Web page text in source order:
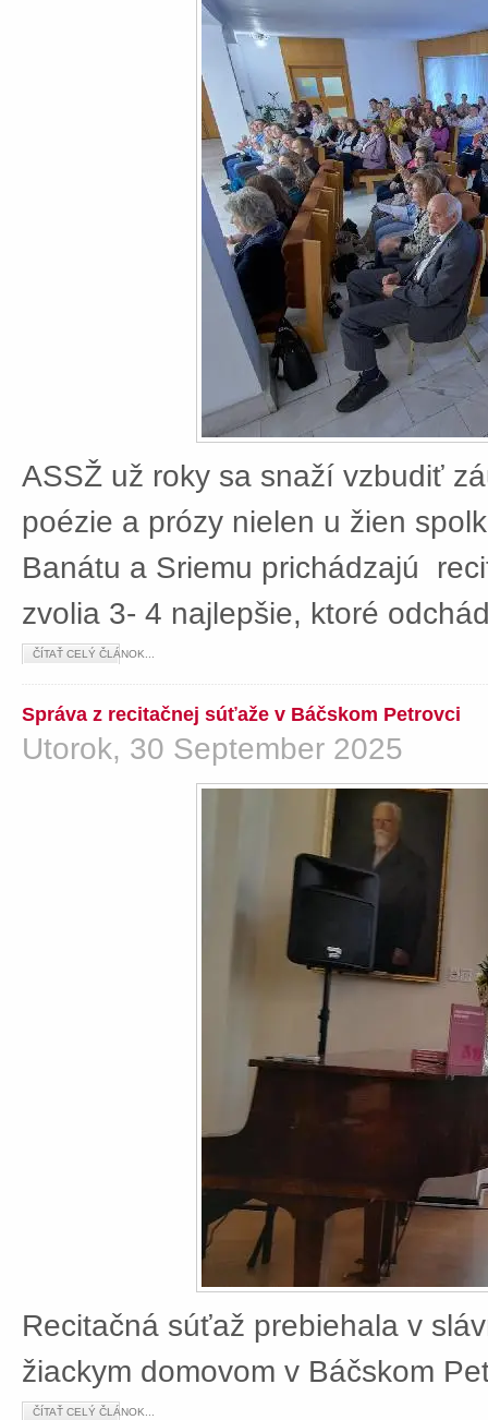
ASSŽ už roky sa snaží vzbudiť
poézie a prózy nielen u žien
Banátu a Sriemu prichádzajú
zvolia 3- 4 najlepšie, ktoré
ČÍTAŤ CELÝ ČLÁNOK...
Správa z recitačnej súťaže v Báčskom Petrovci
Utorok, 30 September 2025
Recitačná súťaž prebiehala v
žiackym domovom v Báčskom
ČÍTAŤ CELÝ ČLÁNOK...